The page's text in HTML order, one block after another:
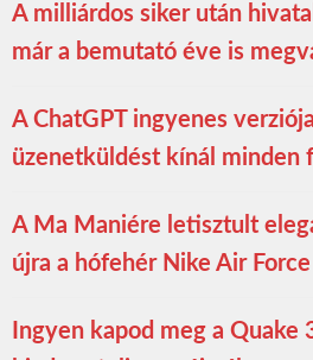
A milliárdos siker után
már a bemutató éve is
A ChatGPT ingyenes
üzenetküldést kínál minden
A Ma Maniére letisztult
újra a hófehér Nike Air
Ingyen kapod meg a Quake